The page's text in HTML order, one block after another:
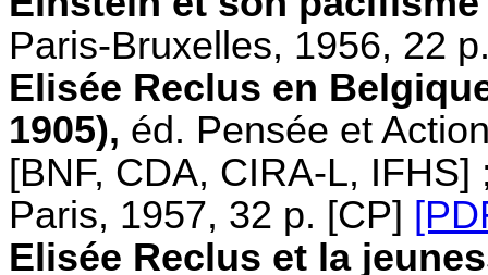
Paris-Bruxelles, 1956, 22
Elisée Reclus en
1905), éd. Pensée et
[BNF, CDA, CIRA-L,
Paris, 1957, 32 p. [CP]
Elisée Reclus et la